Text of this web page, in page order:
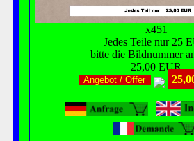
x451
Jedes Teile nur 25
bitte die Bildnummer
25,00 EUR
Angebot / Offer